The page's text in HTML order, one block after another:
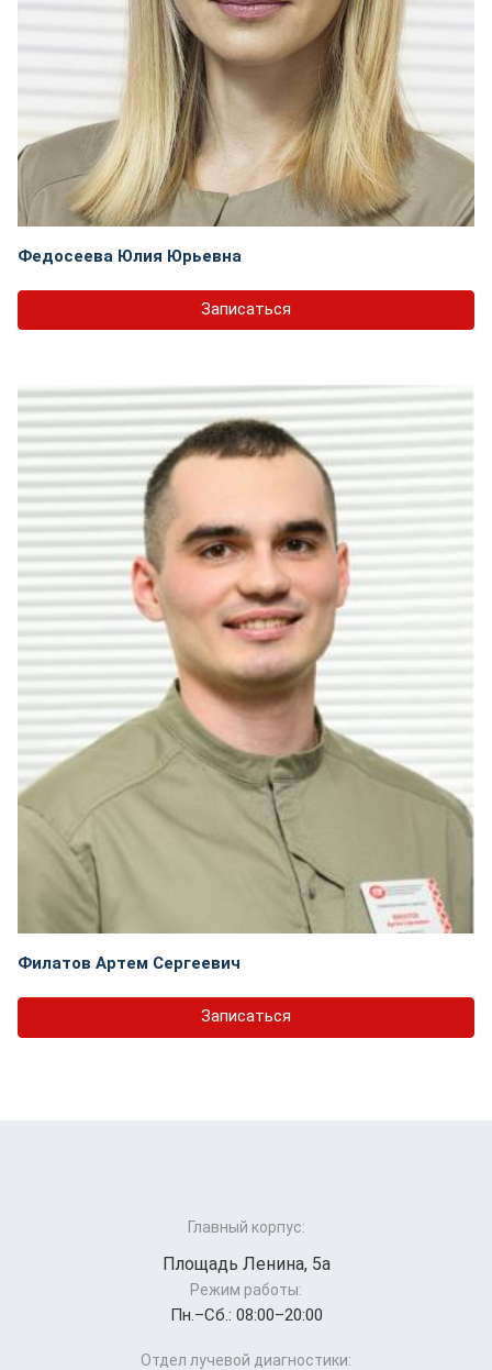
Федосеева Юлия Юрьевна
Записаться
Филатов Артем Сергеевич
Записаться
Главный корпус:
Площадь Ленина, 5а
Режим работы:
Пн.–Cб.: 08:00–20:00
Отдел лучевой диагностики: